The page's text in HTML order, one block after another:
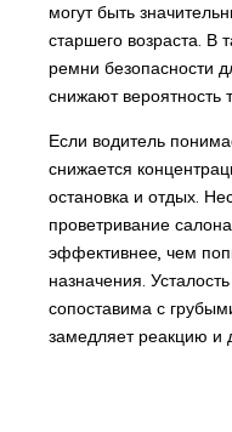
могут быть
старшего возраста. В
ремни безопасности
снижают вероятность
Если водитель
снижается
остановка и отдых.
проветривание
эффективнее, чем
назначения.
сопоставима с
замедляет реакцию и